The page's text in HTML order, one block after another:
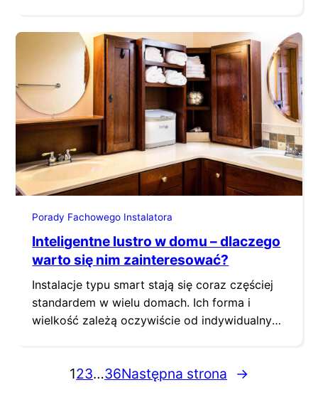
niższe zapotrzebowanie. Wieczorem pojawiają
się rachunki za energię z sieci. Rozwiązaniem
jest połączenie fotowoltaiki z magazynem
energii. Takie rozwiązanie pozwoli
wykorzystać energię…
Porady Fachowego Instalatora
Inteligentne lustro w domu – dlaczego
warto się nim zainteresować?
Instalacje typu smart stają się coraz częściej
standardem w wielu domach. Ich forma i
wielkość zależą oczywiście od indywidualnych
dzięki komunikacji z pozostałymi sprzętami
123…36Następna strona →